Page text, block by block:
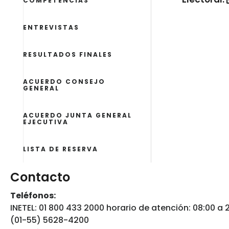
ENTREVISTAS
RESULTADOS FINALES
ACUERDO CONSEJO
GENERAL
ACUERDO JUNTA GENERAL
EJECUTIVA
LISTA DE RESERVA
Contacto
Teléfonos:
INETEL: 01 800 433 2000 horario de atención: 08:00 a
(01-55) 5628-4200